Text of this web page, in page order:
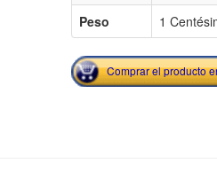
Peso
1
Comprar el producto